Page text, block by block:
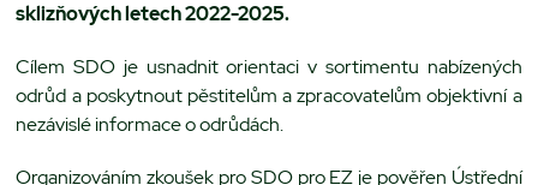
sklizňových letech 2022-2025.
Cílem SDO je usnadnit orientaci v sortimentu nabízených
odrůd a poskytnout pěstitelům a zpracovatelům objektivní a
nezávislé informace o odrůdách.
Organizováním zkoušek pro SDO pro EZ je pověřen Ústřední